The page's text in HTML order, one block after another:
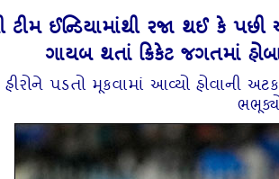
ઈન્ડિયામાંથી રજા થઈ કે પછી
ગાયબ થતાં ક્રિકેટ જગતમાં
પડતો મૂકવામાં આવ્યો હોવાની